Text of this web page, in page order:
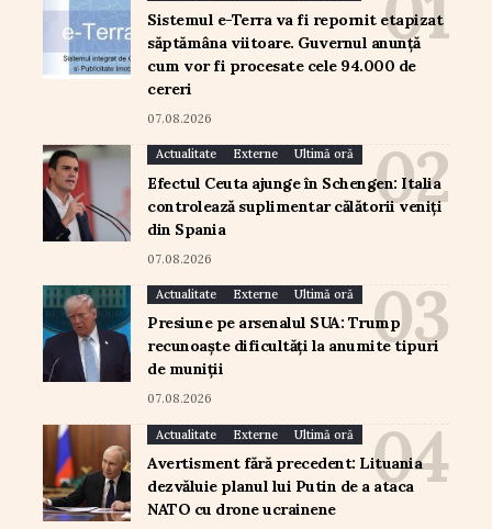
Sistemul e-Terra va fi repornit etapizat
săptămâna viitoare. Guvernul anunță
cum vor fi procesate cele 94.000 de
cereri
07.08.2026
Actualitate Externe Ultimă oră
Efectul Ceuta ajunge în Schengen: Italia
controlează suplimentar călătorii veniți
din Spania
07.08.2026
Actualitate Externe Ultimă oră
Presiune pe arsenalul SUA: Trump
recunoaște dificultăți la anumite tipuri
de muniții
07.08.2026
Actualitate Externe Ultimă oră
Avertisment fără precedent: Lituania
dezvăluie planul lui Putin de a ataca
NATO cu drone ucrainene